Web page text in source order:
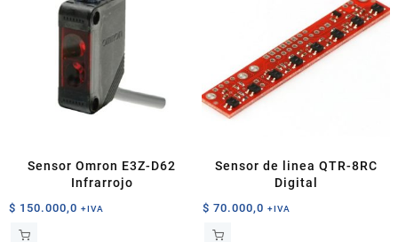
Sensor Omron E3Z-D62
Infrarrojo
$ 150.000,0 +IVA
Sensor de linea QTR-8RC
Digital
$ 70.000,0 +IVA